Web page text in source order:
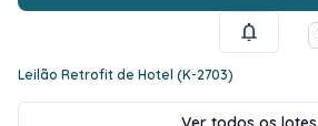
Leilão Retrofit de Hotel (K-2703)